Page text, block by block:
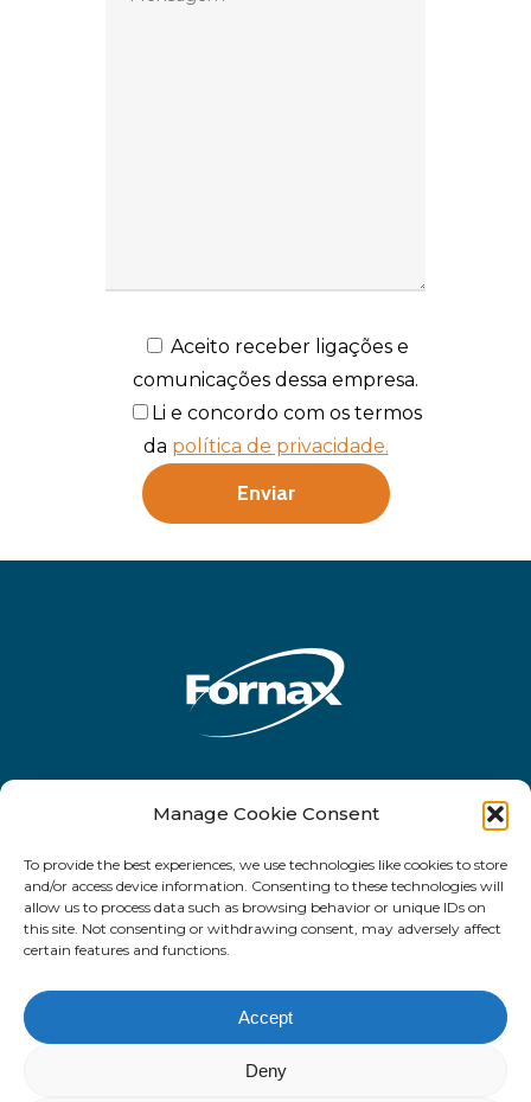
Manage Cookie Consent
To provide the best experiences, we use technologies like cookies to store
and/or access device information. Consenting to these technologies will
allow us to process data such as browsing behavior or unique IDs on
this site. Not consenting or withdrawing consent, may adversely affect
certain features and functions.
Accept
Deny
Aceito receber ligações e
comunicações dessa empresa.
Li e concordo com os termos
da política de privacidade.
SP
facebook linkedin email